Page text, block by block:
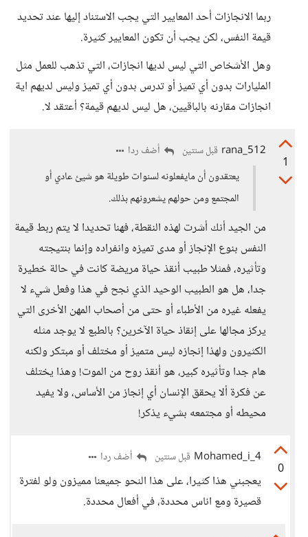
ربما الانجازات أحد المعايير التي يجب الاستناد إليها عند تحديد
قيمة النفس، لكن يجب أن تكون المعايير كثيرة.
وهل الأشخاص التي ليس لديها انجازات، التي تذهب للعمل مثل
المليارات بدون أي تميز أو تدرس بدون أي تميز وليس لديهم اية
انجازات مقارنه بالباقيين، هل ليس لديهم قيمة؟ أعتقد لا.
1
rana_512 قبل سنتين
أضف ردا
يعتقدون أن مايفعلونه لسنوات طويلة هو شيئ عادي أو
المجتمع ومن حولهم يشعرونهم بذلك.
من الجيد أنك أشرت لهذه النقطة، فهنا تحديدا لا يتم ربط قيمة
النفس بنوع الإنجاز أو مدى تميزه وانفراده وإنما بنتيجته
وتأثيره، فمثلا طبيب أنقذ حياة مريضة كانت في حالة خطيرة
جدا، هل هو الطبيب الوحيد الذي نجح في هذا وفعل شيء لا
يفعله غيره من الأطباء أو حتى من أصحاب المهن الأخرى التي
يركز مجالها على إنقاذ حياة الآخرين؟ بالطبع لا يوجد مثله
الكثيرون ولهذا إنجازه ليس متميز أو مختلف أو مبتكر ولكنه
هام جدا وتأثيره كبير، هو أنقذ روح من الموت! وهذا يختلف
عن فكرة ألا يحقق الإنسان أي إنجاز من الأساس، ولا يفيد
محيطه أو مجتمعه بشيء يذكر!
0
Mohamed_i_4 قبل سنتين أضف ردا
يعجبني هذا كثيرا، على هذا النحو جميعنا مميزون ولو لفترة
قصيرة ومع اناس محددة، في أفعال محددة.